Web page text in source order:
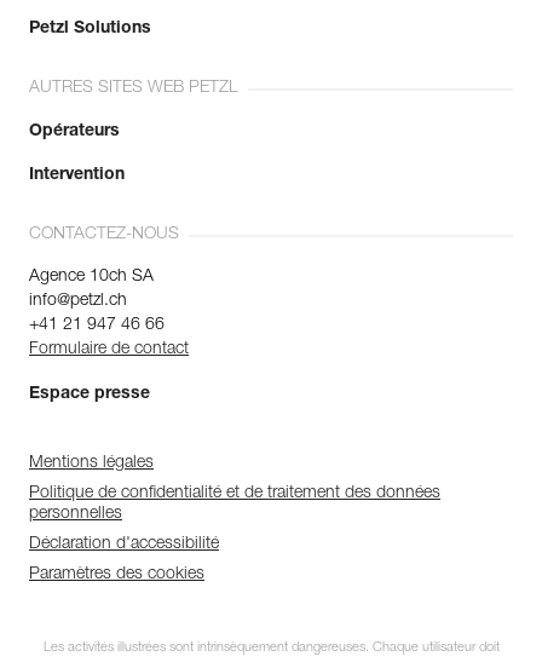
Petzl Solutions
AUTRES SITES WEB PETZL
Opérateurs
Intervention
CONTACTEZ-NOUS
Agence 10ch SA
info@petzl.ch
+41 21 947 46 66
Formulaire de contact
Espace presse
Mentions légales
Politique de confidentialité et de traitement des données
personnelles
Déclaration d'accessibilité
Paramètres des cookies
Les activités illustrées sont intrinsèquement dangereuses. Chaque utilisateur doit